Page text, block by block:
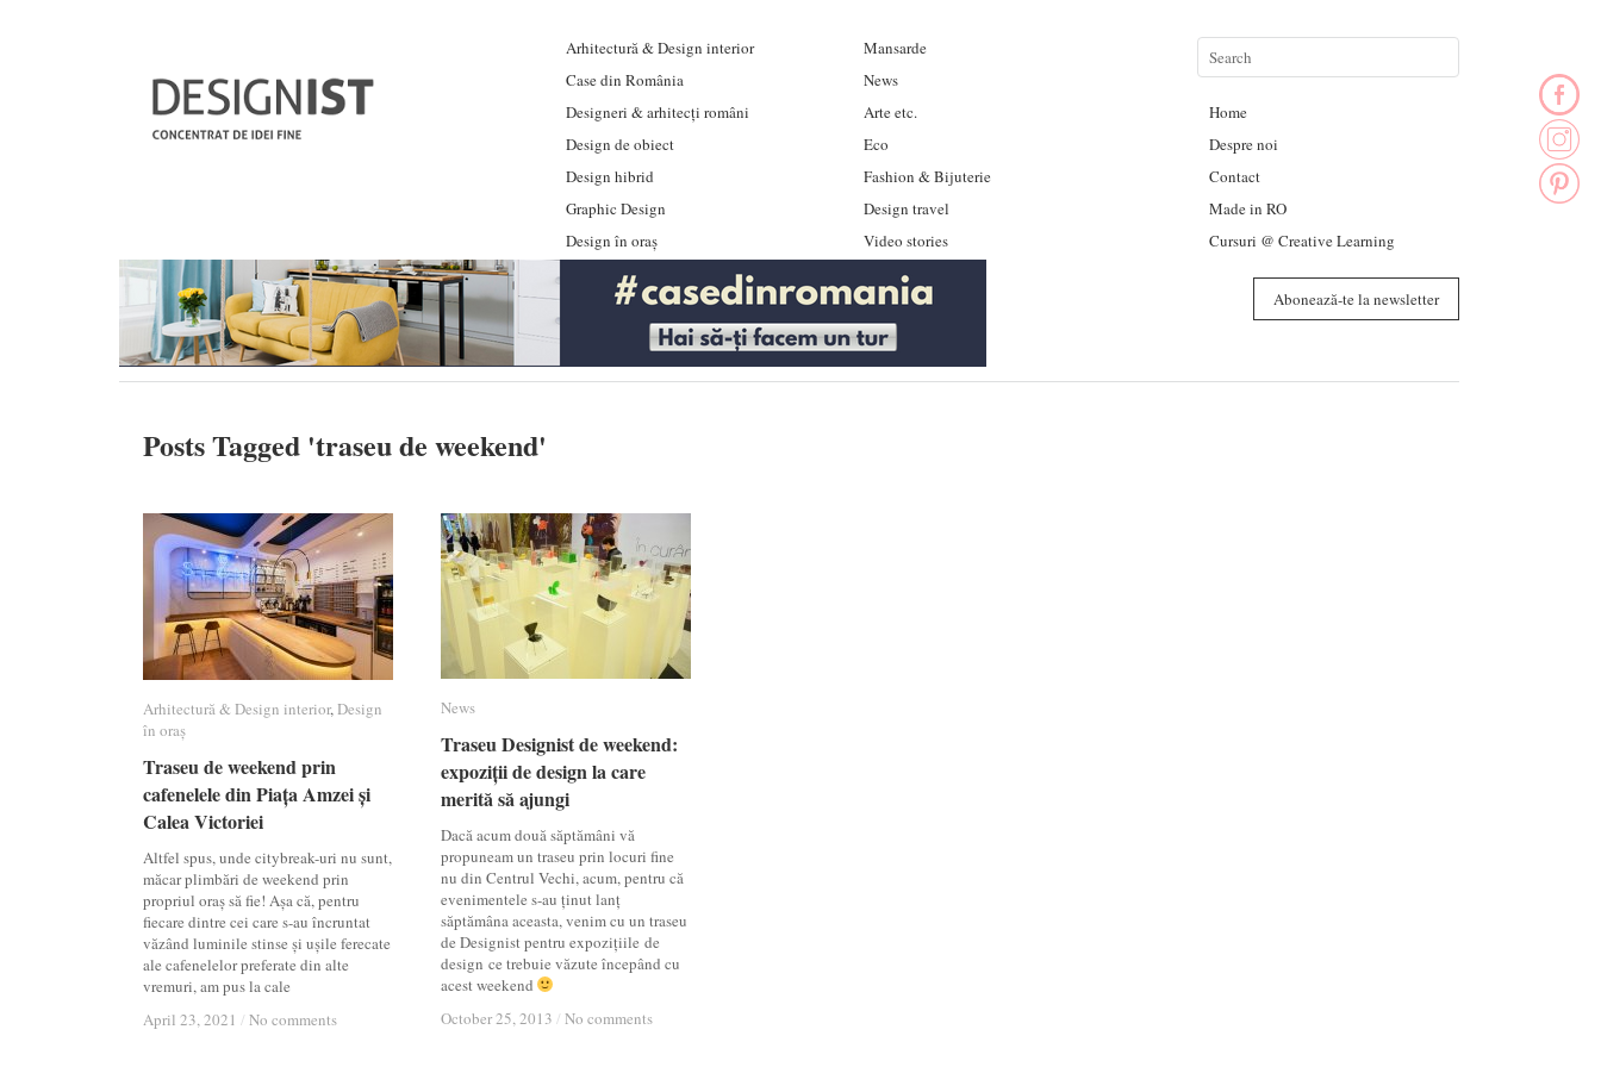
Arhitectură & Design interior
Case din România
Designeri & arhitecți români
Design de obiect
Design hibrid
Graphic Design
Design în oraș
Mansarde
News
Arte etc.
Eco
Fashion & Bijuterie
Design travel
Video stories
Home
Despre noi
Contact
Made in RO
Cursuri @ Creative Learning
Abonează-te la newsletter
Posts Tagged 'traseu de weekend'
Arhitectură & Design interior,Design
în oraș
Traseu de weekend prin
cafenelele din Piața Amzei și
Calea Victoriei
Altfel spus, unde citybreak-uri nu sunt,
măcar plimbări de weekend prin
propriul oraș să fie! Așa că, pentru
fiecare dintre cei care s-au încruntat
văzând luminile stinse și ușile ferecate
ale cafenelelor preferate din alte
vremuri, am pus la cale
April 23, 2021 / No comments
Arhitectură & Design interior Design
în oraș
Traseu de weekend prin
cafenelele din Piața Amzei și
Calea Victoriei
April 23, 2021 / No comments
News
Traseu Designist de weekend:
expoziții de design la care
merită să ajungi
Dacă acum două săptămâni vă
propuneam un traseu prin locuri fine
nu din Centrul Vechi, acum, pentru că
evenimentele s-au ținut lanț
săptămâna aceasta, venim cu un traseu
de Designist pentru expozițiile de
design ce trebuie văzute începând cu
acest weekend
October 25, 2013 / No comments
News
Traseu Designist de weekend:
expoziții de design la care
merită să ajungi
October 25, 2013 / No comments